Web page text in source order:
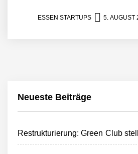
ESSEN STARTUPS 5. AUGUST
Neueste Beiträge
Restrukturierung: Green Club